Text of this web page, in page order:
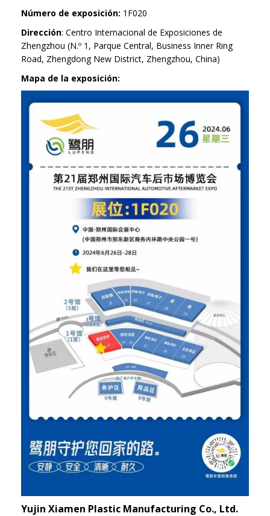
Equipo
Número de exposición: 1F020
Dirección: Centro Internacional de Exposiciones de
Zhengzhou (N.º 1, Parque Central, Business Inner Ring
Road, Zhengdong New District, Zhengzhou, China)
Mapa de la exposición:
Yujin Xiamen Plastic Manufacturing Co., Ltd.